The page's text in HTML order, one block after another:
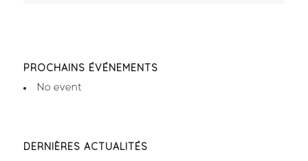
PROCHAINS ÉVÉNEMENTS
No event
DERNIÈRES ACTUALITÉS